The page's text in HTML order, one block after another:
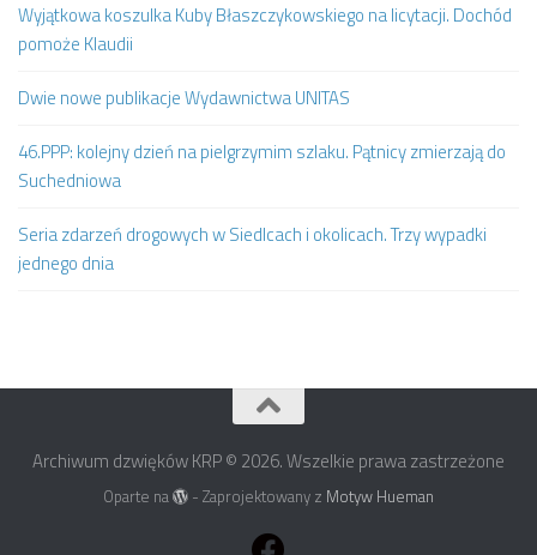
Wyjątkowa koszulka Kuby Błaszczykowskiego na licytacji. Dochód
pomoże Klaudii
Dwie nowe publikacje Wydawnictwa UNITAS
46.PPP: kolejny dzień na pielgrzymim szlaku. Pątnicy zmierzają do
Suchedniowa
Seria zdarzeń drogowych w Siedlcach i okolicach. Trzy wypadki
jednego dnia
Archiwum dzwięków KRP © 2026. Wszelkie prawa zastrzeżone
Oparte na - Zaprojektowany z Motyw Hueman